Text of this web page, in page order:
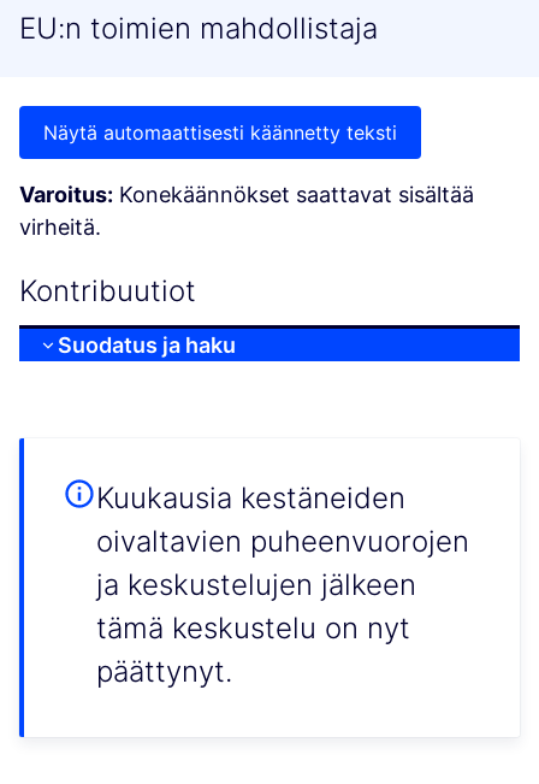
EU:n toimien mahdollistaja
Näytä automaattisesti käännetty teksti
Varoitus: Konekäännökset saattavat sisältää
virheitä.
Kontribuutiot
Suodatus ja haku
Kuukausia kestäneiden
oivaltavien puheenvuorojen
ja keskustelujen jälkeen
tämä keskustelu on nyt
päättynyt.